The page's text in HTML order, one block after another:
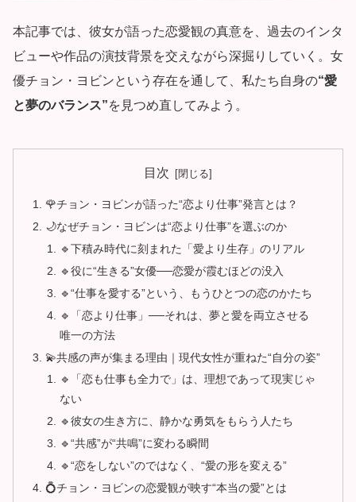
本記事では、彼女が語った恋愛観の真意を、過去のインタ
ビューや作品の演技背景を交えながら深掘りしていく。女
優チョン・ヨビンという存在を通して、私たち自身の“愛
と夢のバランス”を見つめ直してみよう。
目次
🌹チョン・ヨビンが語った“恋より仕事”発言とは？
🌙なぜチョン・ヨビンは“恋より仕事”を選ぶのか
🔹下積み時代に刻まれた「愛より生存」のリアル
🔹役に“生きる”女優──恋愛が霞むほどの没入
🔹“仕事を愛する”という、もうひとつの恋のかたち
🔹「恋より仕事」──それは、夢と愛を両立させる
唯一の方法
💫共感の声が集まる理由｜現代女性が重ねた“自分の姿”
🔹「恋も仕事も全力で」は、理想であって現実じゃ
ない
🔹彼女の生き方に、静かな勇気をもらう人たち
🔹“共感”が“共鳴”に変わる瞬間
🔹“恋をしない”のではなく、“愛の形を変える”
💍チョン・ヨビンの恋愛観が映す“本当の愛”とは